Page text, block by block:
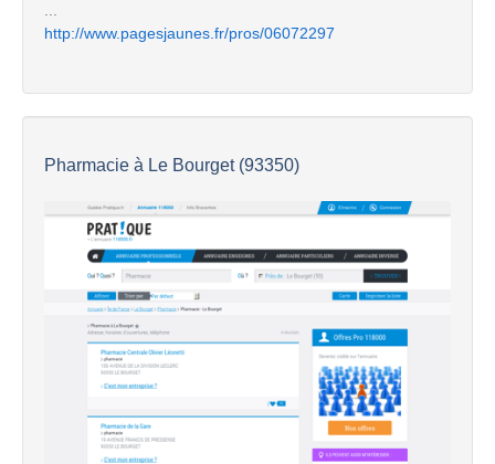
...
http://www.pagesjaunes.fr/pros/06072297
Pharmacie à Le Bourget (93350)